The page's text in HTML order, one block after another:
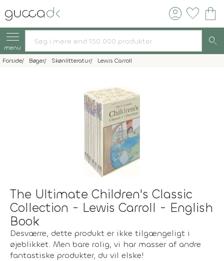
account_circle favorite shopping_bag
menu search
Forside Bøger Skønlitteratur Lewis Carroll
The Ultimate Children's Classic
Collection - Lewis Carroll - English
Book
Desværre, dette produkt er ikke tilgængeligt i
øjeblikket. Men bare rolig, vi har masser af andre
fantastiske produkter, du vil elske!